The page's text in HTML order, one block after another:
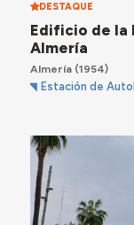
DESTAQUE
Edificio de la
Almería
Almería(1954)
Estación de